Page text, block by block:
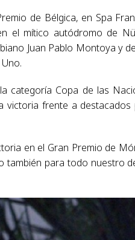
de Bélgica, en Spa
el mítico autódromo de
Juan Pablo Montoya y
categoría Copa de las
frente a destacados
en el Gran Premio de
también para todo nuestro